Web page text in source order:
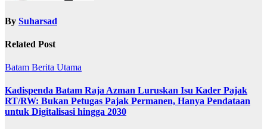
By Suharsad
Related Post
Batam Berita Utama
Kadispenda Batam Raja Azman Luruskan Isu Kader Pajak
RT/RW: Bukan Petugas Pajak Permanen, Hanya Pendataan
untuk Digitalisasi hingga 2030